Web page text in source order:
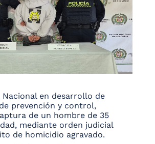
Nacional en desarrollo de
prevención y control,
de un hombre de 35
mediante orden judicial
de homicidio agravado.